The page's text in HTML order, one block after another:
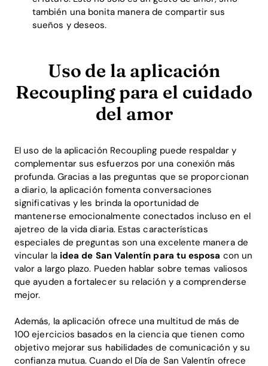
Home
Blog
Download
también una bonita manera de compartir sus
sueños y deseos.
Uso de la aplicación
Recoupling para el cuidado
del amor
El uso de la aplicación Recoupling puede respaldar y
complementar sus esfuerzos por una conexión más
profunda. Gracias a las preguntas que se proporcionan
a diario, la aplicación fomenta conversaciones
significativas y les brinda la oportunidad de
mantenerse emocionalmente conectados incluso en el
ajetreo de la vida diaria. Estas características
especiales de preguntas son una excelente manera de
vincular la idea de San Valentín para tu esposa con un
valor a largo plazo. Pueden hablar sobre temas valiosos
que ayuden a fortalecer su relación y a comprenderse
mejor.
Además, la aplicación ofrece una multitud de más de
100 ejercicios basados en la ciencia que tienen como
objetivo mejorar sus habilidades de comunicación y su
confianza mutua. Cuando el Día de San Valentín ofrece